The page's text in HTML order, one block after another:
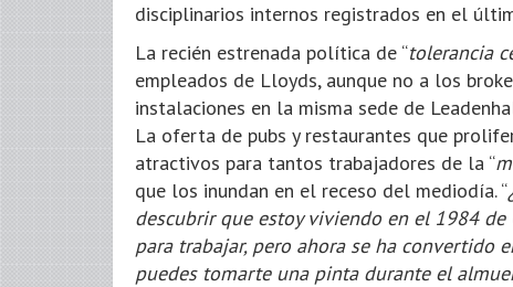
disciplinarios internos registrados en el
La recién estrenada política de “tolerancia
empleados de Lloyds, aunque no a los
instalaciones en la misma sede de
La oferta de pubs y restaurantes que
atractivos para tantos trabajadores de la “
que los inundan en el receso del mediodía. “
descubrir que estoy viviendo en el 1984
para trabajar, pero ahora se ha convertido
puedes tomarte una pinta durante el